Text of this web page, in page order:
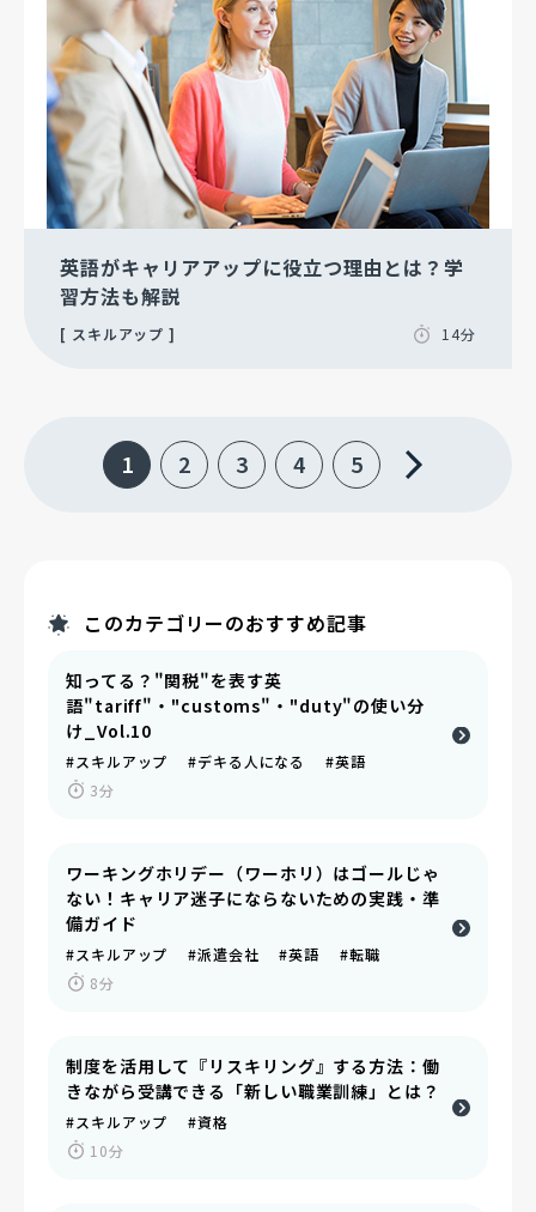
英語がキャリアアップに役立つ理由とは？学
習方法も解説
スキルアップ 14分
1 2 3 4 5
このカテゴリーのおすすめ記事
知ってる？"関税"を表す英
語"tariff"・"customs"・"duty"の使い分
け_Vol.10
#スキルアップ #デキる人になる #英語
3分
ワーキングホリデー（ワーホリ）はゴールじゃ
ない！キャリア迷子にならないための実践・準
備ガイド
#スキルアップ #派遣会社 #英語 #転職
8分
制度を活用して『リスキリング』する方法：働
きながら受講できる「新しい職業訓練」とは？
#スキルアップ #資格
10分